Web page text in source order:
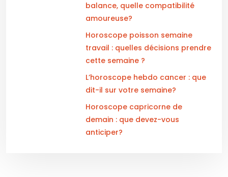
balance, quelle compatibilité
amoureuse?
Horoscope poisson semaine
travail : quelles décisions prendre
cette semaine ?
L’horoscope hebdo cancer : que
dit-il sur votre semaine?
Horoscope capricorne de
demain : que devez-vous
anticiper?